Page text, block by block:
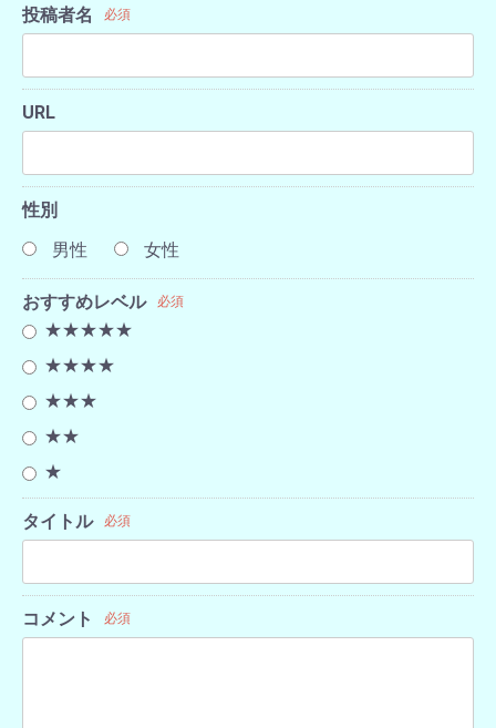
投稿者名 必須
URL
性別
男性
女性
おすすめレベル 必須
★★★★★
★★★★
★★★
★★
★
タイトル 必須
コメント 必須